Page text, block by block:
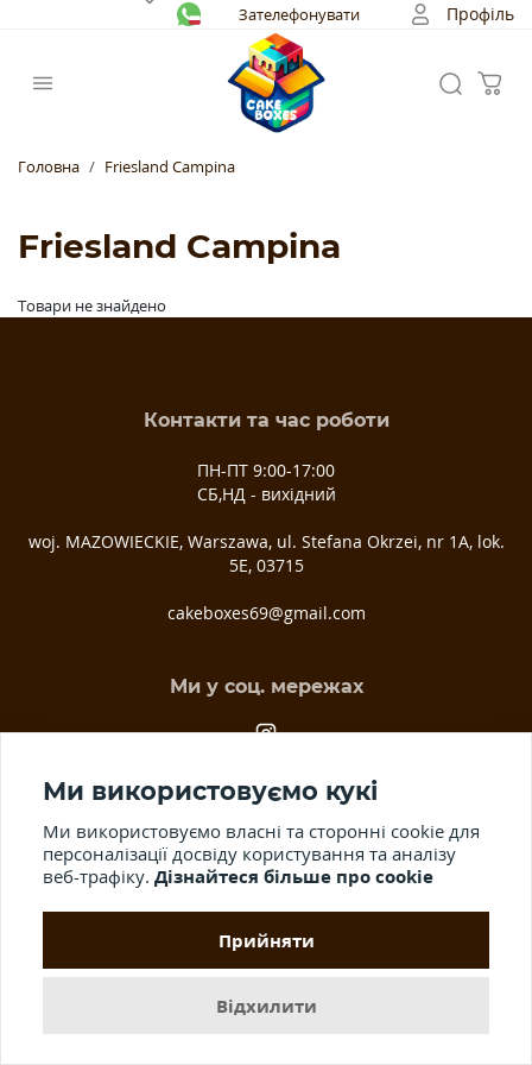
Зателефонувати Профіль
Головна Friesland Campina
Friesland Campina
Товари не знайдено
Контакти та час роботи
ПН-ПТ 9:00-17:00
СБ,НД - вихідний
woj. MAZOWIECKIE, Warszawa, ul. Stefana Okrzei, nr 1A, lok.
5E, 03­715
cakeboxes69@gmail.com
Ми у соц. мережах
матеріалів сайту, розповсюдження та копіювання інформації без
письмового дозволу заборонено.
Ми використовуємо кукі
Ми використовуємо власні та сторонні cookie для
персоналізації досвіду користування та аналізу
веб-трафіку. Дізнайтеся більше про cookie
Прийняти
Відхилити